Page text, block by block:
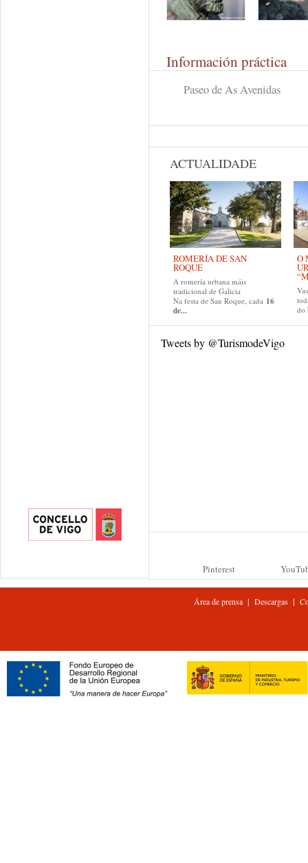
Información práctica
Paseo de As Avenidas
ACTUALIDADE
ROMERÍA DE SAN
ROQUE
A romería urbana máis
tradicional de Galicia
Na festa de San Roque, cada 16
de...
O
do
Tweets by @TurismodeVigo
Pinterest
Área de prensa| Descargas|